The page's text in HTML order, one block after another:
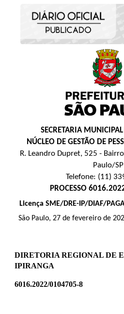
SECRETARIA
NÚCLEO DE GESTÃO DE
R. Leandro Dupret, 525 -
Paulo/SP
Telefone: (11)
PROCESSO
Licença SME/DRE-IP/DIAF/
São Paulo, 27 de fevereiro de
DIRETORIA REGIONAL DE
IPIRANGA
6016.2022/0104705-8